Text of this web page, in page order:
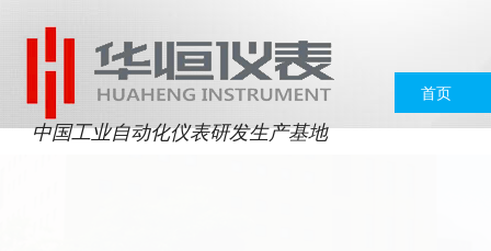
中国工业自动化仪表研发生产基地
首页